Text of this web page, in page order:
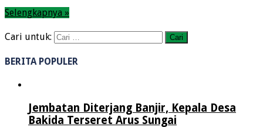
Selengkapnya »
Cari untuk:
BERITA POPULER
Jembatan Diterjang Banjir, Kepala Desa
Bakida Terseret Arus Sungai